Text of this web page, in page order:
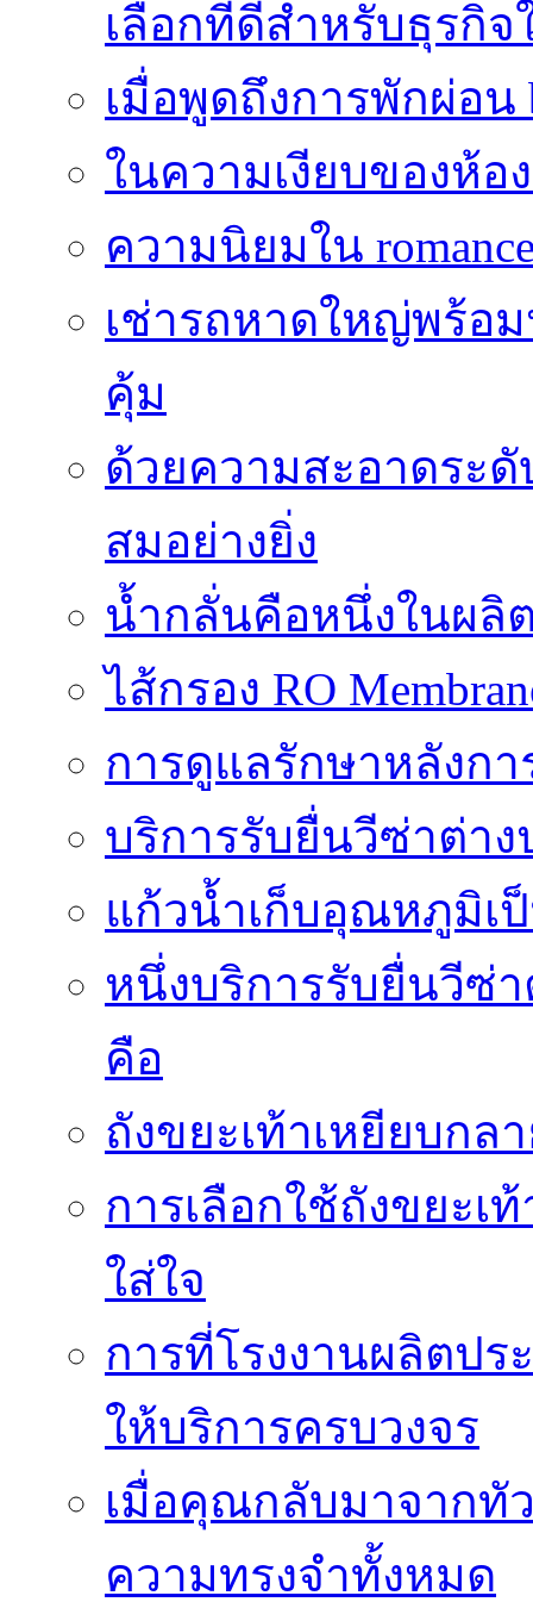
เลือกที่ดีสำหรับธุรกิจ
เมื่อพูดถึงการพักผ่อน
ในความเงียบของห้อ
ความนิยมใน
เช่ารถหาดใหญ่พร้อ
คุ้ม
ด้วยความสะอาดระดั
สมอย่างยิ่ง
น้ำกลั่นคือหนึ่งในผ
ไส้กรอง RO
การดูแลรักษาหลังกา
บริการรับยื่นวีซ่าต่าง
แก้วน้ำเก็บอุณหภูมิเ
หนึ่งบริการรับยื่นวีซ่
คือ
ถังขยะเท้าเหยียบก
การเลือกใช้ถังขยะเ
ใส่ใจ
การที่โรงงานผลิตป
ให้บริการครบวงจร
เมื่อคุณกลับมาจากทั
ความทรงจำทั้งหมด